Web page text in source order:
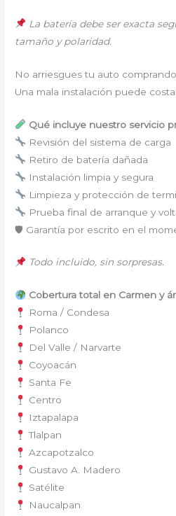
La batería debe ser exacta
tamaño y polaridad.
No arriesgues tu auto comprando
Una mala instalación puede
Qué incluye nuestro servicio
Revisión del sistema de carga
Retiro de batería dañada
Instalación limpia y segura
Limpieza y protección de
Prueba final de arranque y
🛡 Garantía por escrito en el
Todo incluido, sin sorpresas.
Cobertura total en Carmen y
Roma / Condesa
Polanco
Del Valle / Narvarte
Coyoacán
Santa Fe
Centro
Iztapalapa
Tlalpan
Azcapotzalco
Gustavo A. Madero
Satélite
Naucalpan